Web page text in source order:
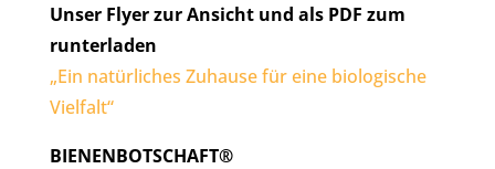
Unser Flyer zur Ansicht und als PDF zum
runterladen
„Ein natürliches Zuhause für eine biologische
Vielfalt“
BIENENBOTSCHAFT®